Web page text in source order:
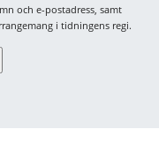
och e-postadress, samt
i tidningens regi.